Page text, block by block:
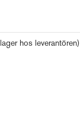
hos leverantören)